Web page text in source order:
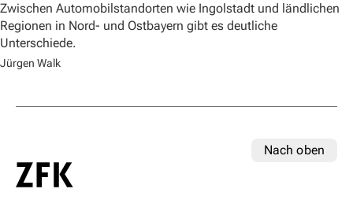
Zwischen Automobilstandorten wie Ingolstadt und ländlichen
Regionen in Nord- und Ostbayern gibt es deutliche
Unterschiede.
Jürgen Walk
Nach oben